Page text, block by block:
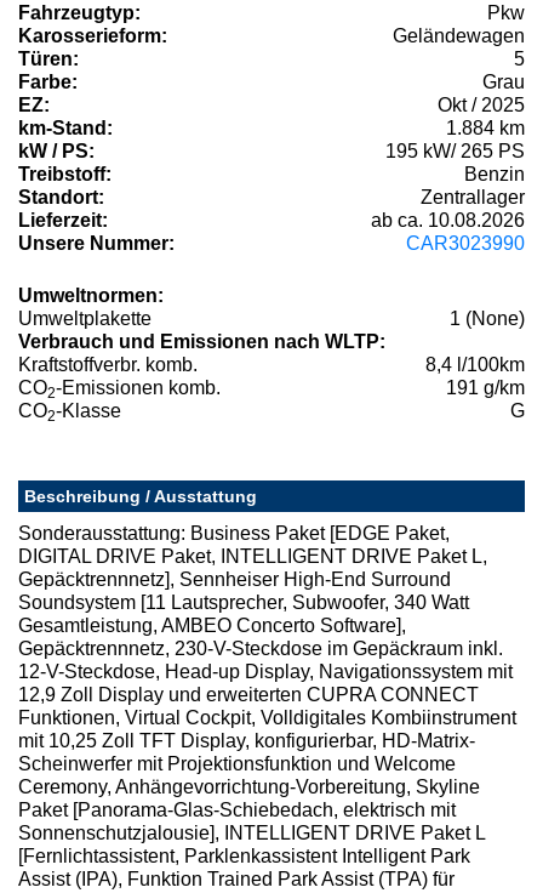
Fahrzeugtyp:
Pkw
Karosserieform:
Geländewagen
Türen:
5
Farbe:
Grau
EZ:
Okt / 2025
km-Stand:
1.884 km
kW / PS:
195 kW/ 265 PS
Treibstoff:
Benzin
Standort:
Zentrallager
Lieferzeit:
ab ca. 10.08.2026
Unsere Nummer:
CAR3023990
Umweltnormen:
Umweltplakette
1 (None)
Verbrauch und Emissionen nach WLTP:
Kraftstoffverbr. komb.
8,4 l/100km
CO2-Emissionen komb.
191 g/km
CO2-Klasse G
Beschreibung / Ausstattung
Sonderausstattung: Business Paket [EDGE Paket,
DIGITAL DRIVE Paket, INTELLIGENT DRIVE Paket L,
Gepäcktrennnetz], Sennheiser High-End Surround
Soundsystem [11 Lautsprecher, Subwoofer, 340 Watt
Gesamtleistung, AMBEO Concerto Software],
Gepäcktrennnetz, 230-V-Steckdose im Gepäckraum inkl.
12-V-Steckdose, Head-up Display, Navigationssystem mit
12,9 Zoll Display und erweiterten CUPRA CONNECT
Funktionen, Virtual Cockpit, Volldigitales Kombiinstrument
mit 10,25 Zoll TFT Display, konfigurierbar, HD-Matrix-
Scheinwerfer mit Projektionsfunktion und Welcome
Ceremony, Anhängevorrichtung-Vorbereitung, Skyline
Paket [Panorama-Glas-Schiebedach, elektrisch mit
Sonnenschutzjalousie], INTELLIGENT DRIVE Paket L
[Fernlichtassistent, Parklenkassistent Intelligent Park
Assist (IPA), Funktion Trained Park Assist (TPA) für